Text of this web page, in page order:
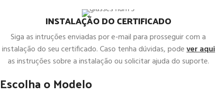
INSTALAÇÃO DO CERTIFICADO
Siga as intruções enviadas por e-mail para prosseguir com a
instalação do seu certificado. Caso tenha dúvidas, podever aqui
as instruções sobre a instalação ou solicitar ajuda do suporte.
Escolha o Modelo